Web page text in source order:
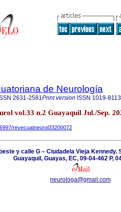
de Neurología
2631-2581Print version ISSN 1019-8113
vol.33 n.2 Guayaquil Jul./Sep.
revecuatneurol33200072
y calle G – Ciudadela Vieja Kennedy.
Guayaquil, Guayas, EC, 09-04-462 P,
neurologa@gmail.com